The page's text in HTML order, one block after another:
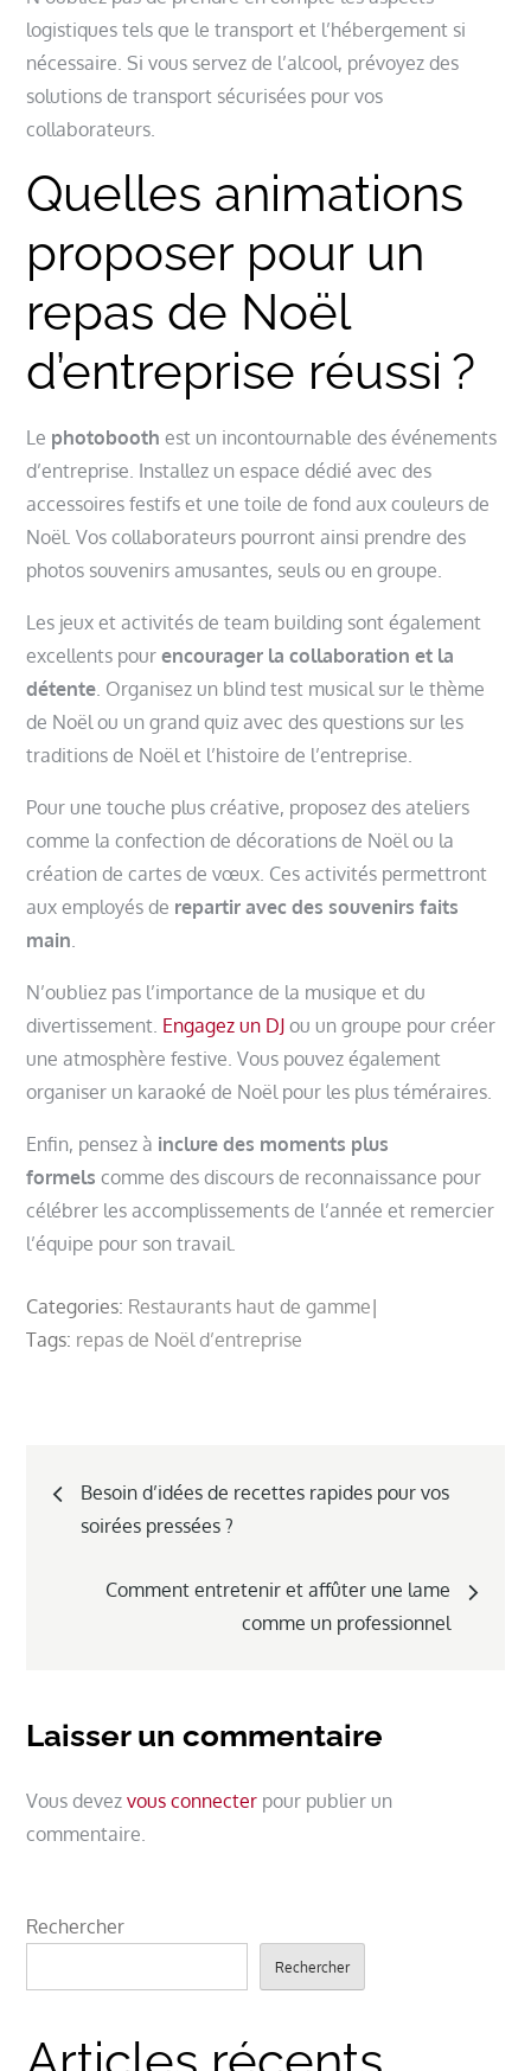
logistiques tels que le transport et l’hébergement si
nécessaire. Si vous servez de l’alcool, prévoyez des
solutions de transport sécurisées pour vos
collaborateurs.
Quelles animations
proposer pour un
repas de Noël
d’entreprise réussi ?
Le photobooth est un incontournable des événements
d’entreprise. Installez un espace dédié avec des
accessoires festifs et une toile de fond aux couleurs de
Noël. Vos collaborateurs pourront ainsi prendre des
photos souvenirs amusantes, seuls ou en groupe.
Les jeux et activités de team building sont également
excellents pourencourager la collaboration et la
détente. Organisez un blind test musical sur le thème
de Noël ou un grand quiz avec des questions sur les
traditions de Noël et l’histoire de l’entreprise.
Pour une touche plus créative, proposez des ateliers
comme la confection de décorations de Noël ou la
création de cartes de vœux. Ces activités permettront
aux employés de repartir avec des souvenirs faits
main.
N’oubliez pas l’importance de la musique et du
divertissement. Engagez un DJ ou un groupe pour créer
une atmosphère festive. Vous pouvez également
organiser un karaoké de Noël pour les plus téméraires.
Enfin, pensez à inclure des moments plus
formels comme des discours de reconnaissance pour
célébrer les accomplissements de l’année et remercier
l’équipe pour son travail.
Categories: Restaurants haut de gamme
Tags: repas de Noël d’entreprise
Navigation
de
l’article
Besoin d’idées de recettes rapides pour vos
soirées pressées ?
Comment entretenir et affûter une lame
comme un professionnel
Laisser un commentaire
Vous devezvous connecter pour publier un
commentaire.
Rechercher
Rechercher